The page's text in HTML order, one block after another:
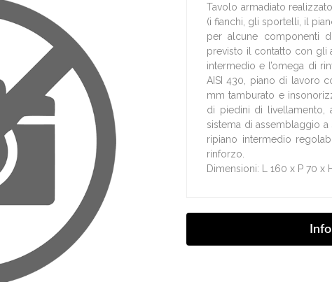
Tavolo armadiato
(i fianchi, gli sportelli, il
per alcune componenti
previsto il contatto con gli
intermedio e l’omega di
AISI 430, piano di lavoro
mm tamburato e
di piedini di livellamento,
sistema di assemblaggio a
ripiano intermedio
rinforzo.
Dimensioni: L 160 x P 70 x